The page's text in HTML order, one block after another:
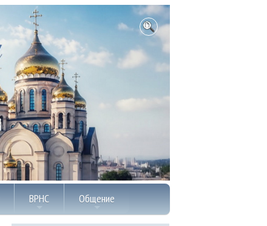
ВРНС Общение